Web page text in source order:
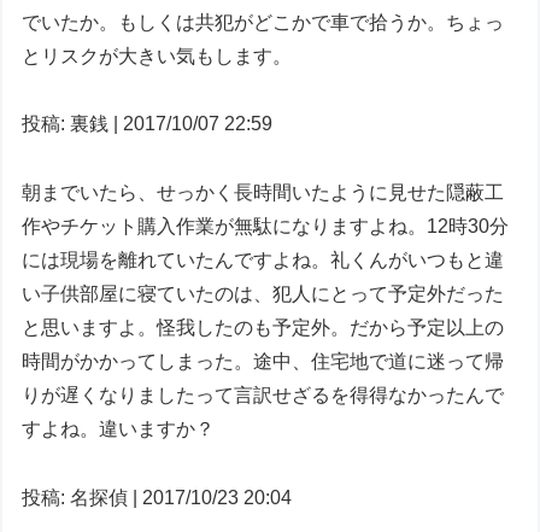
でいたか。もしくは共犯がどこかで車で拾うか。ちょっ
とリスクが大きい気もします。
投稿: 裏銭 | 2017/10/07 22:59
朝までいたら、せっかく長時間いたように見せた隠蔽工
作やチケット購入作業が無駄になりますよね。12時30分
には現場を離れていたんですよね。礼くんがいつもと違
い子供部屋に寝ていたのは、犯人にとって予定外だった
と思いますよ。怪我したのも予定外。だから予定以上の
時間がかかってしまった。途中、住宅地で道に迷って帰
りが遅くなりましたって言訳せざるを得得なかったんで
すよね。違いますか？
投稿: 名探偵 | 2017/10/23 20:04